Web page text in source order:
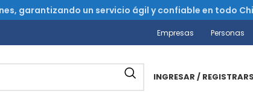
Empresas Personas
INGRESAR /
garantizando un servicio ágil y confiable en todo